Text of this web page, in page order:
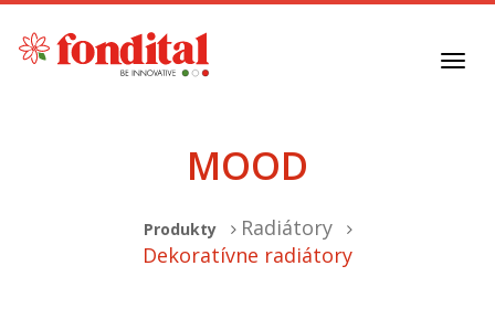
MOOD
Produkty
Radiátory
Dekoratívne radiátory